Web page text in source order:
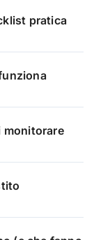
pratica
monitorare